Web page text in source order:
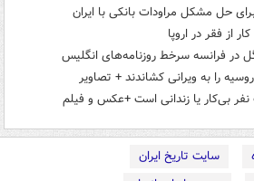
حل مشکل مراودات بانکی با ایران
از فقر در اروپا
در فرانسه سرخط روزنامه‌های انگلیس
را به ویرانی کشاندند + تصاویر
سایت تاریخ ایران